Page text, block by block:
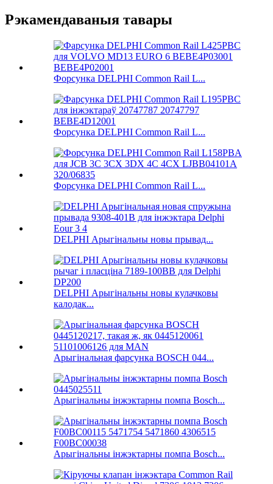
Рэкамендаваныя тавары
Форсунка DELPHI Common Rail L...
Форсунка DELPHI Common Rail L...
Форсунка DELPHI Common Rail L...
DELPHI Арыгінальны новы прывад...
DELPHI Арыгінальны новы кулачковы
калодак...
Арыгінальная фарсунка BOSCH 044...
Арыгінальны інжэктарны помпа Bosch...
Арыгінальны інжэктарны помпа Bosch...